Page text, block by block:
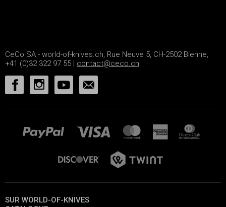
CeCo SA - world-of-knives.ch, Rue Neuve 5, CH-2502 Bienne,
+41 (0)32 322 97 55 | contact@ceco.ch
SUR WORLD-OF-KNIVES